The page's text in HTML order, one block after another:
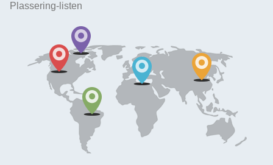
Plassering-listen